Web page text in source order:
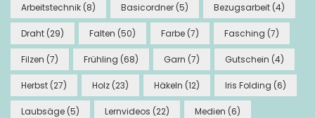
Arbeitstechnik (8) Basicordner (5) Bezugsarbeit (4)
Draht (29) Falten (50) Farbe (7) Fasching (7)
Filzen (7) Frühling (68) Garn (7) Gutschein (4)
Herbst (27) Holz (23) Häkeln (12) Iris Folding (6)
Laubsäge (5) Lernvideos (22) Medien (6)